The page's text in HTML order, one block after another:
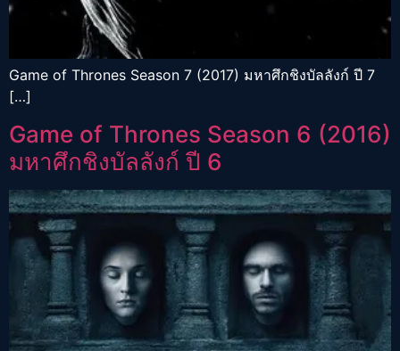
Game of Thrones Season 7 (2017) มหาศึกชิงบัลลังก์ ปี 7
[…]
Game of Thrones Season 6 (2016)
มหาศึกชิงบัลลังก์ ปี 6